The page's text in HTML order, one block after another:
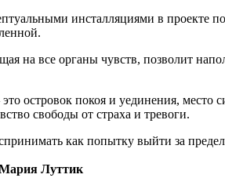
инсталляциями в проекте
на все органы чувств, позволит
островок покоя и уединения, место
свободы от страха и тревоги.
как попытку выйти за
Луттик